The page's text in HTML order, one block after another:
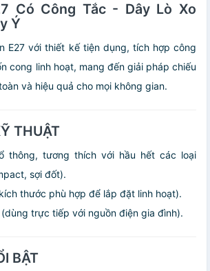
Có Công Tắc - Dây Lò Xo
Ý
E27 với thiết kế tiện dụng, tích hợp công
cong linh hoạt, mang đến giải pháp chiếu
và hiệu quả cho mọi không gian.
THUẬT
thông, tương thích với hầu hết các loại
sợi đốt).
thước phù hợp để lắp đặt linh hoạt).
(dùng trực tiếp với nguồn điện gia đình).
BẬT